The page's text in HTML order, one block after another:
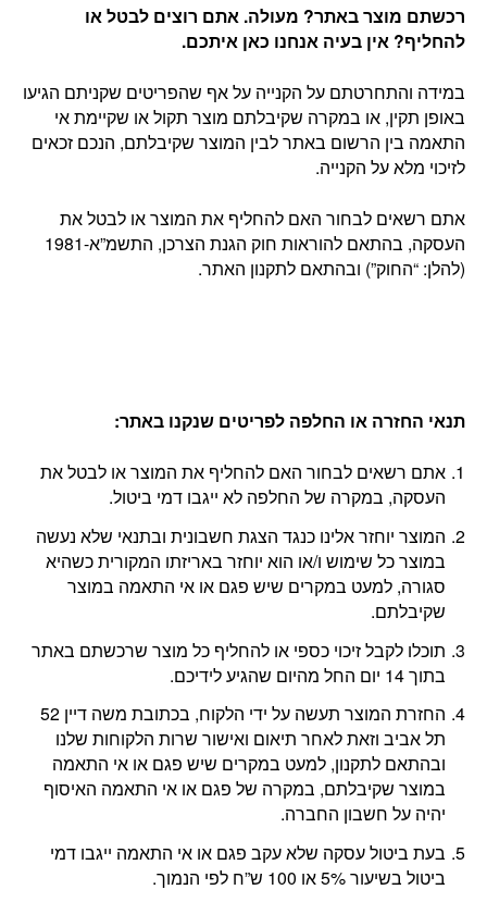
רכשתם מוצר באתר? מעולה. אתם רוצים לבטל או
להחליף? אין בעיה אנחנו כאן איתכם.
במידה והתחרטתם על הקנייה על אף שהפריטים שקניתם הגיעו
באופן תקין, או במקרה שקיבלתם מוצר תקול או שקיימת אי
התאמה בין הרשום באתר לבין המוצר שקיבלתם, הנכם זכאים
לזיכוי מלא על הקנייה.
אתם רשאים לבחור האם להחליף את המוצר או לבטל את
העסקה, בהתאם להוראות חוק הגנת הצרכן, התשמ”א-1981
(להלן: “החוק”) ובהתאם לתקנון האתר.
תנאי החזרה או החלפה לפריטים שנקנו באתר:
אתם רשאים לבחור האם להחליף את המוצר או לבטל את
העסקה, במקרה של החלפה לא ייגבו דמי ביטול.
המוצר יוחזר אלינו כנגד הצגת חשבונית ובתנאי שלא נעשה
במוצר כל שימוש ו/או הוא יוחזר באריזתו המקורית כשהיא
סגורה, למעט במקרים שיש פגם או אי התאמה במוצר
שקיבלתם.
תוכלו לקבל זיכוי כספי או להחליף כל מוצר שרכשתם באתר
בתוך 14 יום החל מהיום שהגיע לידיכם.
החזרת המוצר תעשה על ידי הלקוח, בכתובת משה דיין 52
תל אביב וזאת לאחר תיאום ואישור שרות הלקוחות שלנו
ובהתאם לתקנון, למעט במקרים שיש פגם או אי התאמה
במוצר שקיבלתם, במקרה של פגם או אי התאמה האיסוף
יהיה על חשבון החברה.
בעת ביטול עסקה שלא עקב פגם או אי התאמה ייגבו דמי
ביטול בשיעור 5% או 100 ש”ח לפי הנמוך.